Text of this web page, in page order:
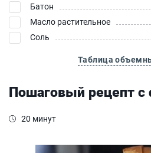
Батон
Масло растительное
Соль
Таблица
Пошаговый рецепт с
20 минут